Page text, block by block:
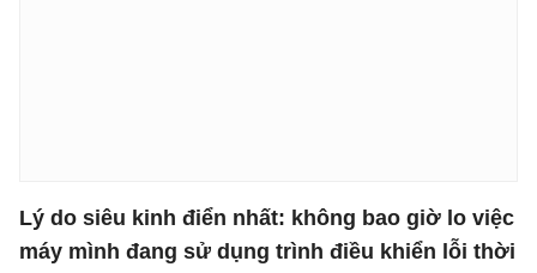
Lý do siêu kinh điển nhất: không bao giờ lo việc
máy mình đang sử dụng trình điều khiển lỗi thời